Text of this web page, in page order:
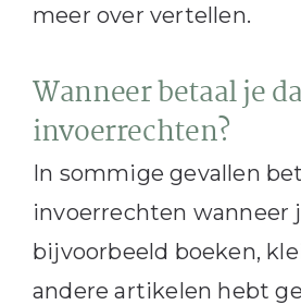
meer over vertellen.
Wanneer betaal je
invoerrechten?
In sommige gevallen
invoerrechten wanneer
bijvoorbeeld boeken,
andere artikelen hebt